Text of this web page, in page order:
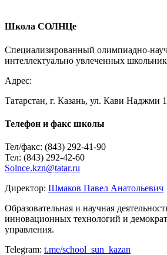
Сайт
Школа СОЛНЦе
Специализированный олимпиадно-
интеллектуально увлеченных
Адрес:
Татарстан, г. Казань, ул. Кави Наджми
Телефон и факс школы
Тел/факс: (843) 292-41-90
Тел: (843) 292-42-60
Solnce.kzn@tatar.ru
Директор: Шмаков Павел Анатольевич
Образовательная и научная
инновационных технологий и
управления.
Telegram: t.me/school_sun_kazan